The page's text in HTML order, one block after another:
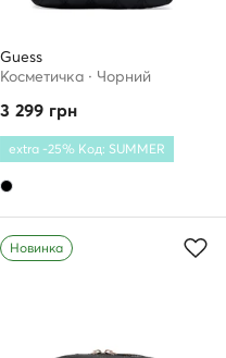
Guess
Косметичка · Чорний
3 299 грн
extra -25% Код: SUMMER
Новинка